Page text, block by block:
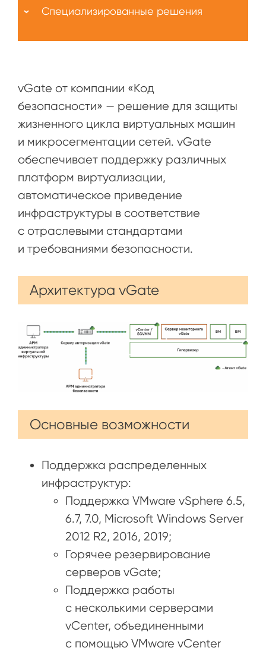
vGate от компании «Код
безопасности» — решение для защиты
жизненного цикла виртуальных машин
и микросегментации сетей. vGate
обеспечивает поддержку различных
платформ виртуализации,
автоматическое приведение
инфраструктуры в соответствие
с отраслевыми стандартами
и требованиями безопасности.
Архитектура vGate
Основные возможности
Поддержка распределенных
инфраструктур:
Поддержка VMware vSphere 6.5,
6.7, 7.0, Microsoft Windows Server
2012 R2, 2016, 2019;
Горячее резервирование
серверов vGate;
Поддержка работы
с несколькими серверами
vCenter, объединенными
с помощью VMware vCenter
Специализированные решения